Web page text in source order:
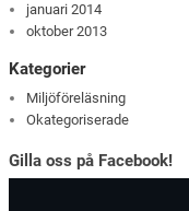
januari 2014
oktober 2013
Kategorier
Miljöföreläsning
Okategoriserade
Gilla oss på Facebook!